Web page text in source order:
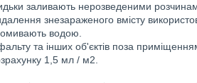
заливають нерозведеними
знезараженого вмісту
водою.
та інших об'єктів поза
1,5 мл / м2.